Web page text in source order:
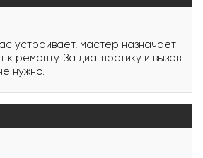
устраивает, мастер назначает
к ремонту. За диагностику и вызов
нужно.